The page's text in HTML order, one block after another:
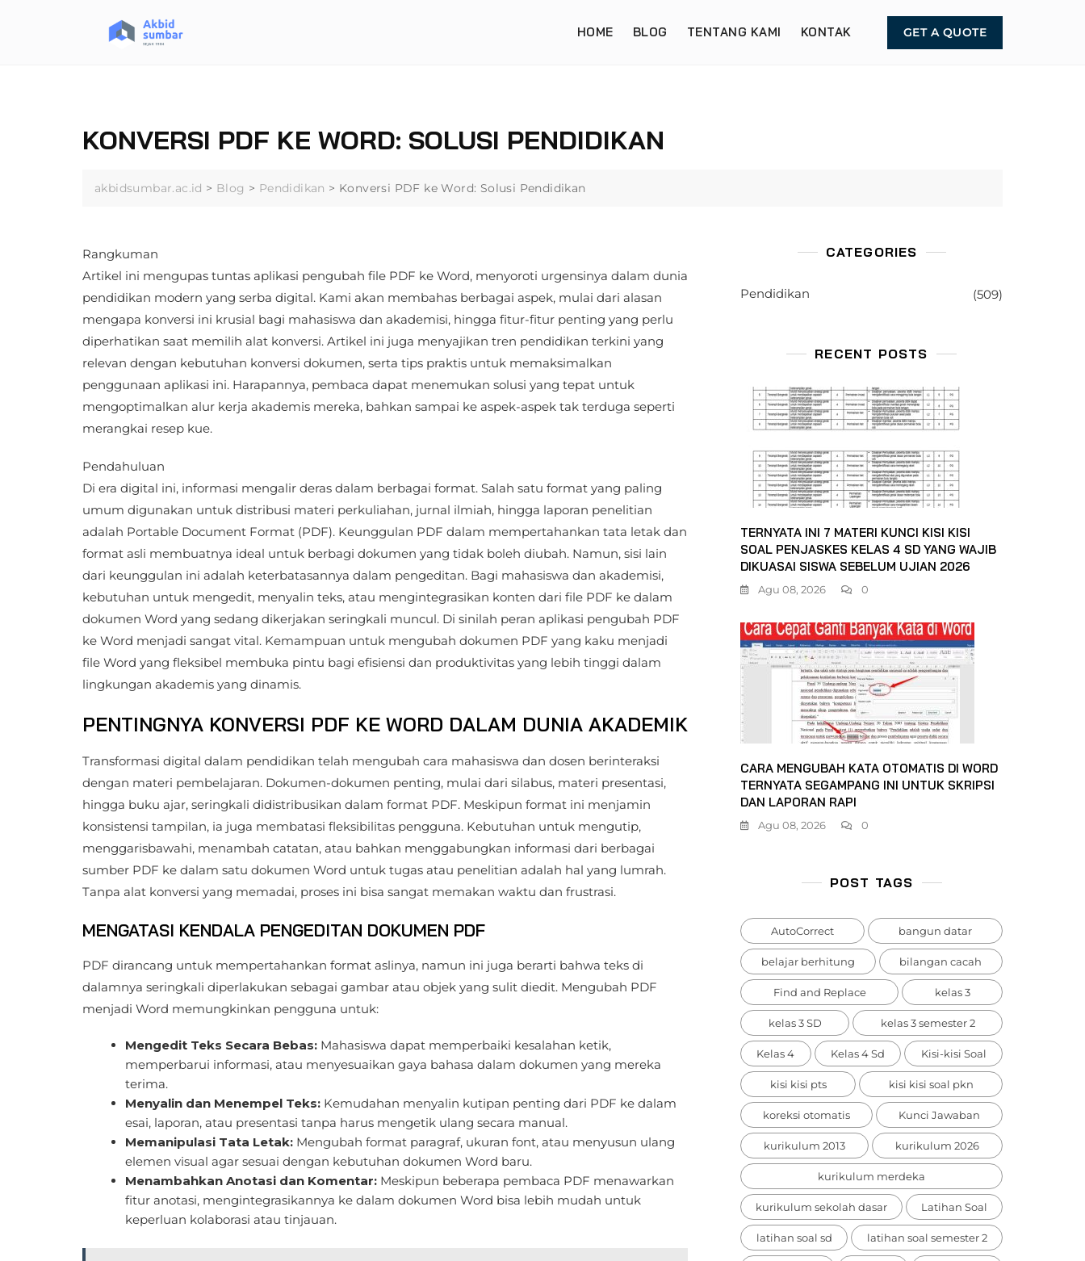
HOME BLOG TENTANG KAMI KONTAK GET A QUOTE
KONVERSI PDF KE WORD: SOLUSI PENDIDIKAN
akbidsumbar.ac.id > Blog > Pendidikan > Konversi PDF ke Word: Solusi Pendidikan
Rangkuman
Artikel ini mengupas tuntas aplikasi pengubah file PDF ke Word, menyoroti urgensinya dalam dunia
pendidikan modern yang serba digital. Kami akan membahas berbagai aspek, mulai dari alasan
mengapa konversi ini krusial bagi mahasiswa dan akademisi, hingga fitur-fitur penting yang perlu
diperhatikan saat memilih alat konversi. Artikel ini juga menyajikan tren pendidikan terkini yang
relevan dengan kebutuhan konversi dokumen, serta tips praktis untuk memaksimalkan
penggunaan aplikasi ini. Harapannya, pembaca dapat menemukan solusi yang tepat untuk
mengoptimalkan alur kerja akademis mereka, bahkan sampai ke aspek-aspek tak terduga seperti
merangkai resep kue.
Pendahuluan
Di era digital ini, informasi mengalir deras dalam berbagai format. Salah satu format yang paling
umum digunakan untuk distribusi materi perkuliahan, jurnal ilmiah, hingga laporan penelitian
adalah Portable Document Format (PDF). Keunggulan PDF dalam mempertahankan tata letak dan
format asli membuatnya ideal untuk berbagi dokumen yang tidak boleh diubah. Namun, sisi lain
dari keunggulan ini adalah keterbatasannya dalam pengeditan. Bagi mahasiswa dan akademisi,
kebutuhan untuk mengedit, menyalin teks, atau mengintegrasikan konten dari file PDF ke dalam
dokumen Word yang sedang dikerjakan seringkali muncul. Di sinilah peran aplikasi pengubah PDF
ke Word menjadi sangat vital. Kemampuan untuk mengubah dokumen PDF yang kaku menjadi
file Word yang fleksibel membuka pintu bagi efisiensi dan produktivitas yang lebih tinggi dalam
lingkungan akademis yang dinamis.
PENTINGNYA KONVERSI PDF KE WORD DALAM DUNIA AKADEMIK
Transformasi digital dalam pendidikan telah mengubah cara mahasiswa dan dosen berinteraksi
dengan materi pembelajaran. Dokumen-dokumen penting, mulai dari silabus, materi presentasi,
hingga buku ajar, seringkali didistribusikan dalam format PDF. Meskipun format ini menjamin
konsistensi tampilan, ia juga membatasi fleksibilitas pengguna. Kebutuhan untuk mengutip,
menggarisbawahi, menambah catatan, atau bahkan menggabungkan informasi dari berbagai
sumber PDF ke dalam satu dokumen Word untuk tugas atau penelitian adalah hal yang lumrah.
Tanpa alat konversi yang memadai, proses ini bisa sangat memakan waktu dan frustrasi.
MENGATASI KENDALA PENGEDITAN DOKUMEN PDF
PDF dirancang untuk mempertahankan format aslinya, namun ini juga berarti bahwa teks di
dalamnya seringkali diperlakukan sebagai gambar atau objek yang sulit diedit. Mengubah PDF
menjadi Word memungkinkan pengguna untuk:
Mengedit Teks Secara Bebas: Mahasiswa dapat memperbaiki kesalahan ketik,
memperbarui informasi, atau menyesuaikan gaya bahasa dalam dokumen yang mereka
terima.
Menyalin dan Menempel Teks: Kemudahan menyalin kutipan penting dari PDF ke dalam
esai, laporan, atau presentasi tanpa harus mengetik ulang secara manual.
Memanipulasi Tata Letak: Mengubah format paragraf, ukuran font, atau menyusun ulang
elemen visual agar sesuai dengan kebutuhan dokumen Word baru.
Menambahkan Anotasi dan Komentar: Meskipun beberapa pembaca PDF menawarkan
fitur anotasi, mengintegrasikannya ke dalam dokumen Word bisa lebih mudah untuk
keperluan kolaborasi atau tinjauan.
CATEGORIES
Pendidikan (509)
RECENT POSTS
TERNYATA INI 7 MATERI KUNCI KISI KISI
SOAL PENJASKES KELAS 4 SD YANG WAJIB
DIKUASAI SISWA SEBELUM UJIAN 2026
Agu 08, 2026 0
CARA MENGUBAH KATA OTOMATIS DI WORD
TERNYATA SEGAMPANG INI UNTUK SKRIPSI
DAN LAPORAN RAPI
Agu 08, 2026 0
POST TAGS
AutoCorrect bangun datar
belajar berhitung bilangan cacah
Find and Replace kelas 3
kelas 3 SD kelas 3 semester 2
Kelas 4 Kelas 4 Sd Kisi-kisi Soal
kisi kisi pts kisi kisi soal pkn
koreksi otomatis Kunci Jawaban
kurikulum 2013 kurikulum 2026
kurikulum merdeka
kurikulum sekolah dasar Latihan Soal
latihan soal sd latihan soal semester 2